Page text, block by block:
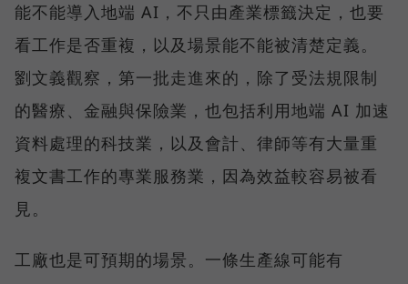
能不能導入地端 AI，不只由產業標籤決定，也要
看工作是否重複，以及場景能不能被清楚定義。
劉文義觀察，第一批走進來的，除了受法規限制
的醫療、金融與保險業，也包括利用地端 AI 加速
資料處理的科技業，以及會計、律師等有大量重
複文書工作的專業服務業，因為效益較容易被看
見。
工廠也是可預期的場景。一條生產線可能有